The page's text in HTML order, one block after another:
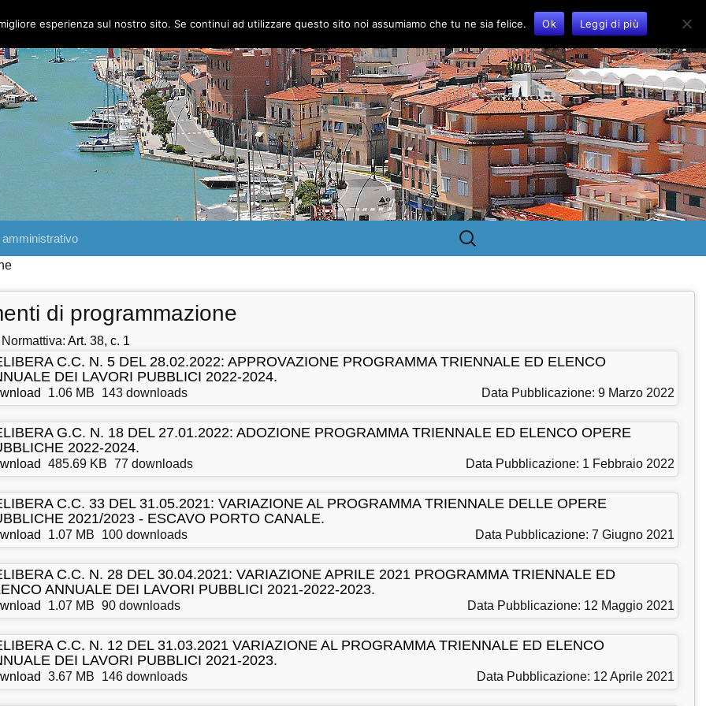
amministrativo
Ricerca
per:
di programmazione
Art. 38, c. 1
C.C. N. 5 DEL 28.02.2022: APPROVAZIONE PROGRAMMA TRIENNALE ED ELENCO
DEI LAVORI PUBBLICI 2022-2024.
1.06 MB 143 downloads Data Pubblicazione: 9 Marzo 2022
G.C. N. 18 DEL 27.01.2022: ADOZIONE PROGRAMMA TRIENNALE ED ELENCO OPERE
2022-2024.
485.69 KB 77 downloads Data Pubblicazione: 1 Febbraio 2022
C.C. 33 DEL 31.05.2021: VARIAZIONE AL PROGRAMMA TRIENNALE DELLE OPERE
2021/2023 - ESCAVO PORTO CANALE.
1.07 MB 100 downloads Data Pubblicazione: 7 Giugno 2021
C.C. N. 28 DEL 30.04.2021: VARIAZIONE APRILE 2021 PROGRAMMA TRIENNALE ED
ANNUALE DEI LAVORI PUBBLICI 2021-2022-2023.
1.07 MB 90 downloads Data Pubblicazione: 12 Maggio 2021
C.C. N. 12 DEL 31.03.2021 VARIAZIONE AL PROGRAMMA TRIENNALE ED ELENCO
DEI LAVORI PUBBLICI 2021-2023.
3.67 MB 146 downloads Data Pubblicazione: 12 Aprile 2021
esperienza sul nostro sito. Se continui ad utilizzare questo sito noi assumiamo che tu ne sia felice. Ok Leggi di più